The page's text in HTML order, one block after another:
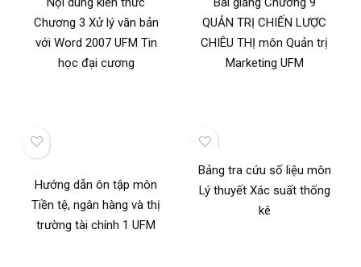
Chương 3 Xử lý văn bản
với Word 2007 UFM Tin
học đại cương
QUẢN TRỊ CHIẾN LƯỢC
CHIÊU THỊ môn Quản trị
Marketing UFM
Hướng dẫn ôn tập môn
Tiền tệ, ngân hàng và thị
trường tài chính 1 UFM
Bảng tra cứu số liệu môn
Lý thuyết Xác suất thống
kê